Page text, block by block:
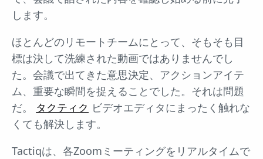
します。
ほとんどのリモートチームにとって、そもそも目
標は決して洗練された動画ではありませんでし
た。会議で出てきた意思決定、アクションアイテ
ム、重要な瞬間を捉えることでした。それは問題
だ。 タクティク ビデオエディタにまったく触れな
くても解決します。
Tactiqは、各Zoomミーティングをリアルタイムで